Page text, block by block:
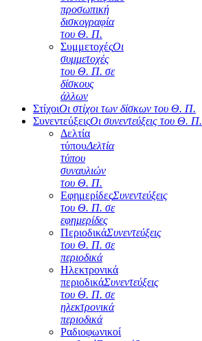
προσωπική
δισκογραφία
του Θ. Π.
ΣυμμετοχέςΟι
συμμετοχές
του Θ. Π. σε
δίσκους
άλλων
ΣτίχοιΟι στίχοι των δίσκων του Θ. Π.
ΣυνεντεύξειςΟι συνεντεύξεις του Θ. Π.
Δελτία
τύπουΔελτία
τύπου
συναυλιών
του Θ. Π.
ΕφημερίδεςΣυνεντεύξεις
του Θ. Π. σε
εφημερίδες
ΠεριοδικάΣυνεντεύξεις
του Θ. Π. σε
περιοδικά
Ηλεκτρονικά
περιοδικάΣυνεντεύξεις
του Θ. Π. σε
ηλεκτρονικά
περιοδικά
Ραδιοφωνικοί